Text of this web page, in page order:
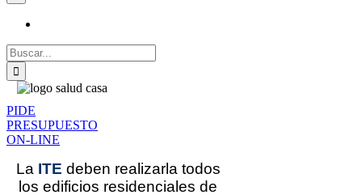
Buscar:
PIDE
PRESUPUESTO
ON-LINE
La ITE deben realizarla todos
los edificios residenciales de